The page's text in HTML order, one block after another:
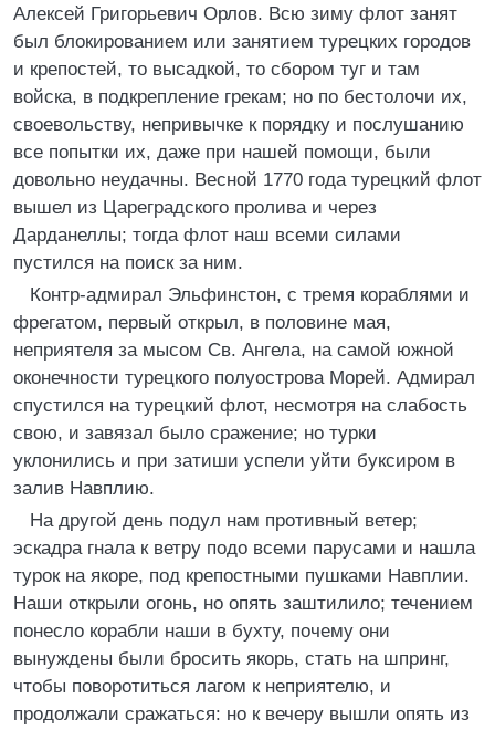
Алексей Григорьевич Орлов. Всю зиму флот занят
был блокированием или занятием турецких городов
и крепостей, то высадкой, то сбором туг и там
войска, в подкрепление грекам; но по бестолочи их,
своевольству, непривычке к порядку и послушанию
все попытки их, даже при нашей помощи, были
довольно неудачны. Весной 1770 года турецкий флот
вышел из Цареградского пролива и через
Дарданеллы; тогда флот наш всеми силами
пустился на поиск за ним.
Контр-адмирал Эльфинстон, с тремя кораблями и
фрегатом, первый открыл, в половине мая,
неприятеля за мысом Св. Ангела, на самой южной
оконечности турецкого полуострова Морей. Адмирал
спустился на турецкий флот, несмотря на слабость
свою, и завязал было сражение; но турки
уклонились и при затиши успели уйти буксиром в
залив Навплию.
На другой день подул нам противный ветер;
эскадра гнала к ветру подо всеми парусами и нашла
турок на якоре, под крепостными пушками Навплии.
Наши открыли огонь, но опять заштилило; течением
понесло корабли наши в бухту, почему они
вынуждены были бросить якорь, стать на шпринг,
чтобы поворотиться лагом к неприятелю, и
продолжали сражаться: но к вечеру вышли опять из